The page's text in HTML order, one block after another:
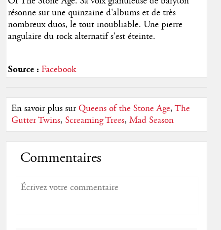
résonne sur une quinzaine d'albums et de très
nombreux duos, le tout inoubliable. Une pierre
angulaire du rock alternatif s'est éteinte.
Source : Facebook
En savoir plus sur Queens of the Stone Age, The
Gutter Twins, Screaming Trees, Mad Season
Commentaires